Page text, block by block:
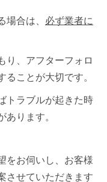
合は、 必ず業者に
り、アフターフォロ
ことが大切です。
トラブルが起きた時
ります。
をお伺いし、お客様
させていただきます